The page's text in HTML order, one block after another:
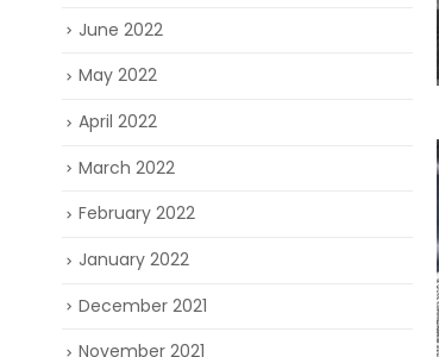
June 2022
May 2022
April 2022
March 2022
February 2022
January 2022
December 2021
November 2021